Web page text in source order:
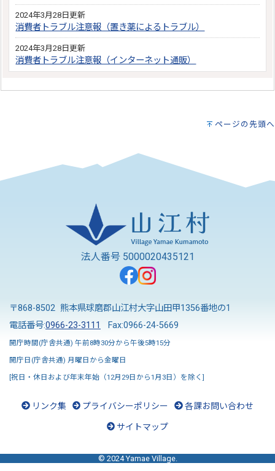
2024年3月28日更新
消費者トラブル注意報（置き薬によるトラブル）
2024年3月28日更新
消費者トラブル注意報（インターネット通販）
ページの先頭へ
法人番号 5000020435121
〒868-8502 熊本県球磨郡山江村大字山田甲1356番地の1
電話番号:0966-23-3111 Fax:0966-24-5669
開庁時間(庁舎共通) 午前8時30分から午後5時15分
開庁日(庁舎共通) 月曜日から金曜日
[祝日・休日および年末年始（12月29日から1月3日）を除く]
リンク集 プライバシーポリシー 各課お問い合わせ
サイトマップ
© 2024 Yamae Village.